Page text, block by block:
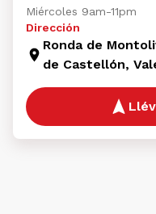
Miércoles 9am-11pm
Dirección
Ronda de
de Castellón,